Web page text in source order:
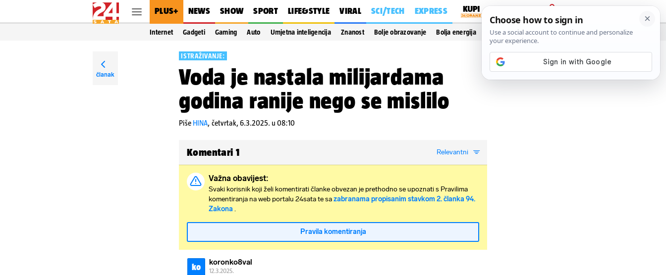
PLUS+ NEWS SHOW SPORT LIFE&STYLE VIRAL SCI/TECH EXPRESS
PRIJAVA
Internet Gadgeti Gaming Auto Umjetna inteligencija Znanost Bolje obrazovanje Bolja energija Vidi još…
članak
ISTRAŽIVANJE:
Voda je nastala milijardama
godina ranije nego se mislilo
Piše HINA, četvrtak, 6.3.2025. u 08:10
Komentari 1 Relevantni
Važna obavijest:
Svaki korisnik koji želi komentirati članke obvezan je prethodno se upoznati s Pravilima
komentiranja na web portalu 24sata te sazabranama propisanim stavkom 2. članka 94.
Zakona .
Pravila komentiranja
ko koronko8val
12.3.2025.